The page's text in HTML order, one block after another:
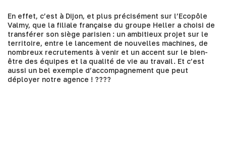
En effet, c’est à Dijon, et plus précisément sur l’Ecopôle
Valmy, que la filiale française du groupe Heller a choisi de
transférer son siège parisien : un ambitieux projet sur le
territoire, entre le lancement de nouvelles machines, de
nombreux recrutements à venir et un accent sur le bien-
être des équipes et la qualité de vie au travail. Et c’est
aussi un bel exemple d’accompagnement que peut
déployer notre agence ! ????